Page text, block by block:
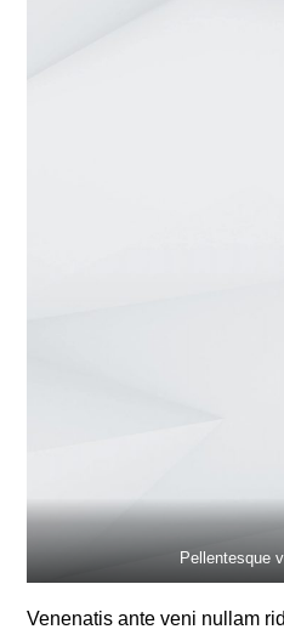
Pellentesque
Venenatis ante veni nullam